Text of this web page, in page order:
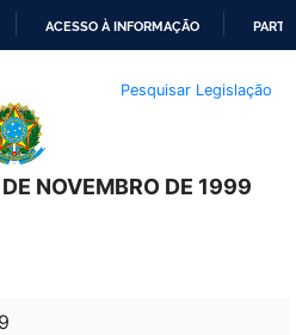
O
CONTEÚDO
ACESSO À INFORMAÇÃO
Pesquisar Legislação
NOVEMBRO DE 1999